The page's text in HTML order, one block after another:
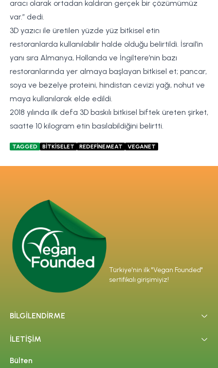
aracı olarak ortadan kaldıran gerçek bir çözümümüz
var.” dedi.
3D yazıcı ile üretilen yüzde yüz bitkisel etin
restoranlarda kullanılabilir halde olduğu belirtildi. İsrail’in
yanı sıra Almanya, Hollanda ve İngiltere’nin bazı
restoranlarında yer almaya başlayan bitkisel et; pancar,
soya ve bezelye proteini, hindistan cevizi yağı, nohut ve
maya kullanılarak elde edildi.
2018 yılında ilk defa 3D baskılı bitkisel biftek üreten şirket,
saatte 10 kilogram etin basılabildiğini belirtti.
TAGGED BİTKİSELET REDEFİNEMEAT VEGANET
Türkiye'nin ilk "Vegan Founded"
sertifikalı girişimiyiz!
BİLGİLENDİRME
İLETİŞİM
Bülten